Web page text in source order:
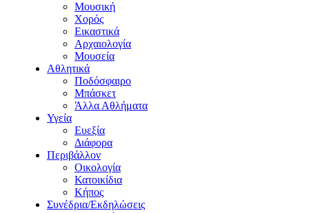
Μουσική
Χορός
Εικαστικά
Αρχαιολογία
Μουσεία
Αθλητικά
Ποδόσφαιρο
Μπάσκετ
Άλλα Αθλήματα
Υγεία
Ευεξία
Διάφορα
Περιβάλλον
Οικολογία
Κατοικίδια
Κήπος
Συνέδρια/Εκδηλώσεις